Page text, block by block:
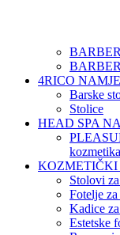
4RICO
Barske
Stolice
HEAD SPA
kozmetika
KOZMETIČKI
Stolovi
Fotelje
Kadice
Estetske